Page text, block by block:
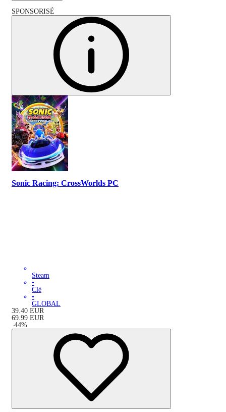
SPONSORISÉ
Sonic Racing: CrossWorlds PC
Steam
•
Clé
•
GLOBAL
39.40 EUR
69.99 EUR
-44%